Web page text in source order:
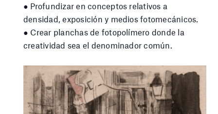
● Profundizar en conceptos relativos a
densidad, exposición y medios fotomecánicos.
● Crear planchas de fotopolímero donde la
creatividad sea el denominador común.